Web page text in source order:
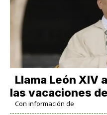
Llama León XIV
las vacaciones
Con información de